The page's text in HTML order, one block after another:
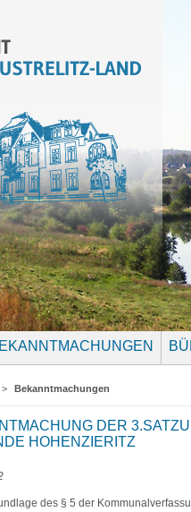
> Bekanntmachungen
DER
HOHENZIERITZ
des § 5 der